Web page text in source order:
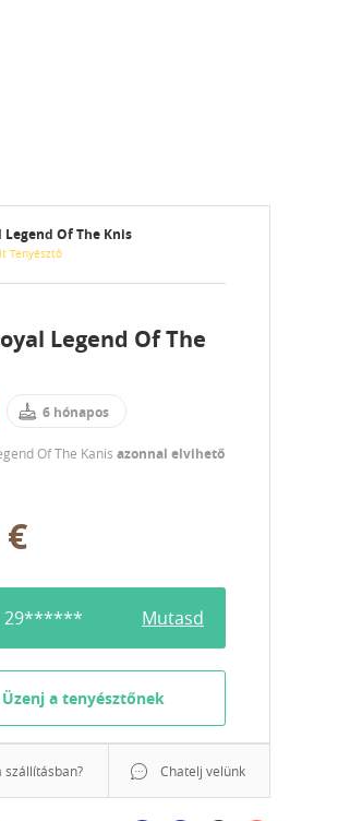
Legend Of The Knis
Tenyésztő
Legend Of The
6 hónapos
Of The Kanis azonnal elvihető
29****** Mutasd
Üzenj a tenyésztőnek
szállításban? Chatelj velünk